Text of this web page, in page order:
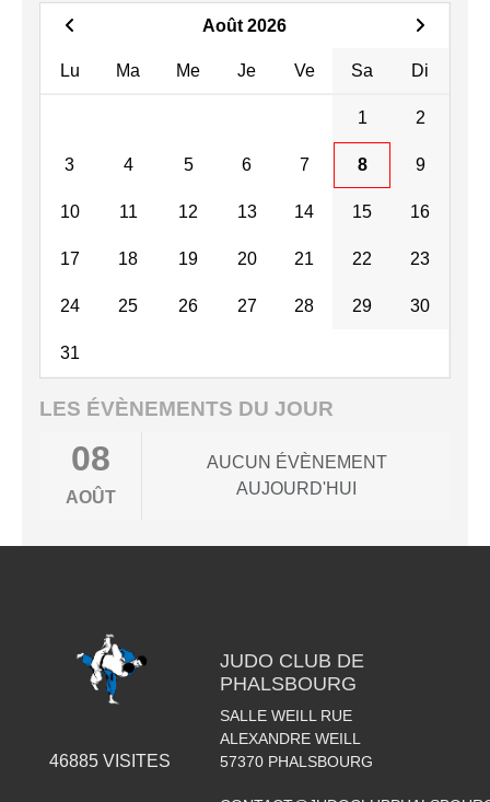
Août 2026
Lu Ma Me Je Ve Sa Di
1 2
3 4 5 6 7 8 9
10 11 12 13 14 15 16
17 18 19 20 21 22 23
24 25 26 27 28 29 30
31
LES ÉVÈNEMENTS DU JOUR
08
AOÛT
AUCUN ÉVÈNEMENT
AUJOURD'HUI
46885VISITES
JUDO CLUB DE
PHALSBOURG
SALLE WEILL RUE
ALEXANDRE WEILL
57370 PHALSBOURG